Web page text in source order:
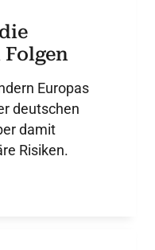
Europas
deutschen
damit
Risiken.